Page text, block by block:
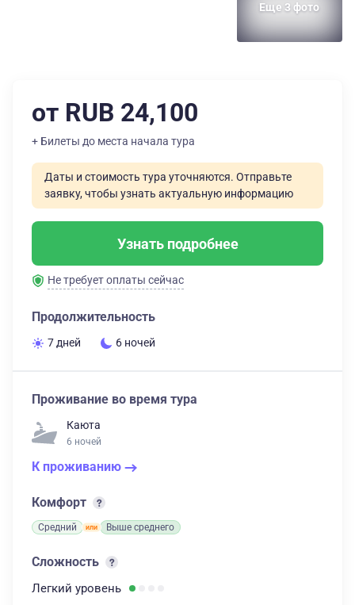
Еще 3 фото
от RUB 24,100
+ Билеты до места начала тура
Даты и стоимость тура уточняются. Отправьте
заявку, чтобы узнать актуальную информацию
Узнать подробнее
Не требует оплаты сейчас
Продолжительность
7 дней 6 ночей
Проживание во время тура
Каюта
6 ночей
К проживанию
Комфорт
Средний Выше среднего
Сложность
Легкий уровень